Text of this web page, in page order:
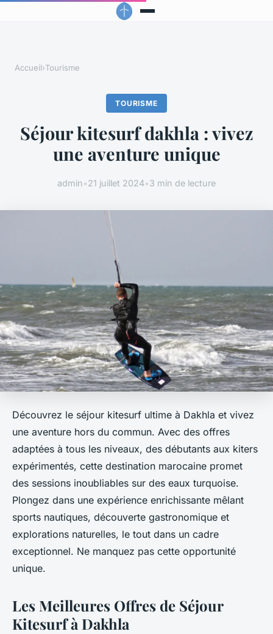
Accueil›Tourisme
TOURISME
Séjour kitesurf dakhla : vivez
une aventure unique
admin•21 juillet 2024•3 min de lecture
Découvrez le séjour kitesurf ultime à Dakhla et vivez
une aventure hors du commun. Avec des offres
adaptées à tous les niveaux, des débutants aux kiters
expérimentés, cette destination marocaine promet
des sessions inoubliables sur des eaux turquoise.
Plongez dans une expérience enrichissante mêlant
sports nautiques, découverte gastronomique et
explorations naturelles, le tout dans un cadre
exceptionnel. Ne manquez pas cette opportunité
unique.
Les Meilleures Offres de Séjour
Kitesurf à Dakhla